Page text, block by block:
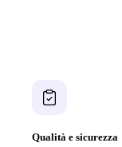
Qualità e sicurezza